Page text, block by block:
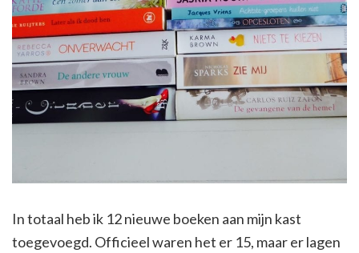
In totaal heb ik 12 nieuwe boeken aan mijn kast
toegevoegd. Officieel waren het er 15, maar er lagen